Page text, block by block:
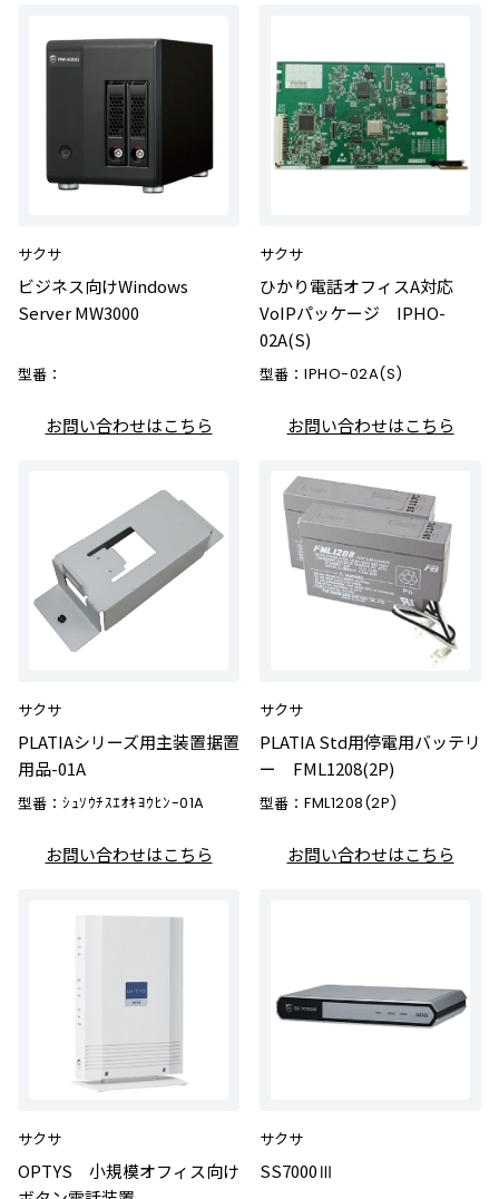
サクサ
ビジネス向けWindows
Server MW3000
型番：
お問い合わせはこちら
サクサ
ひかり電話オフィスA対応
VoIPパッケージ IPHO-
02A(S)
型番： IPHO-02A(S)
お問い合わせはこちら
サクサ
PLATIAシリーズ用主装置据置
用品-01A
型番： ｼｭｿｳﾁｽｴｵｷﾖｳﾋﾝ-01A
お問い合わせはこちら
サクサ
PLATIA Std用停電用バッテリ
ー FML1208(2P)
型番： FML1208(2P)
お問い合わせはこちら
サクサ
OPTYS 小規模オフィス向け
サクサ
SS7000Ⅲ